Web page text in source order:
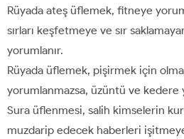
Rüyada ateş üflemek, fitneye
sırları keşfetmeye ve sır
yorumlanır.
Rüyada üflemek, pişirmek için
yorumlanmazsa, üzüntü ve kedere
Sura üflenmesi, salih kimselerin
muzdarip edecek haberleri